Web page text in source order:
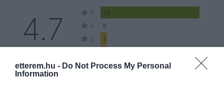
etterem.hu - Do Not Process My Personal
Information
4.7 5 15
4 0
3 1
1 0